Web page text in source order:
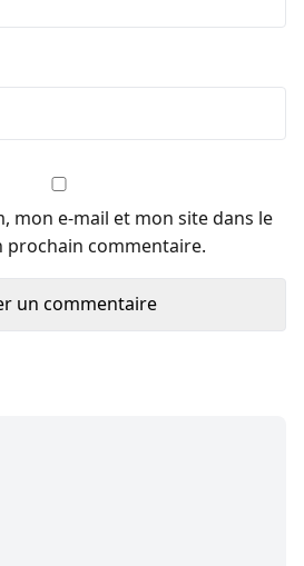
mon e-mail et mon site dans le
commentaire.